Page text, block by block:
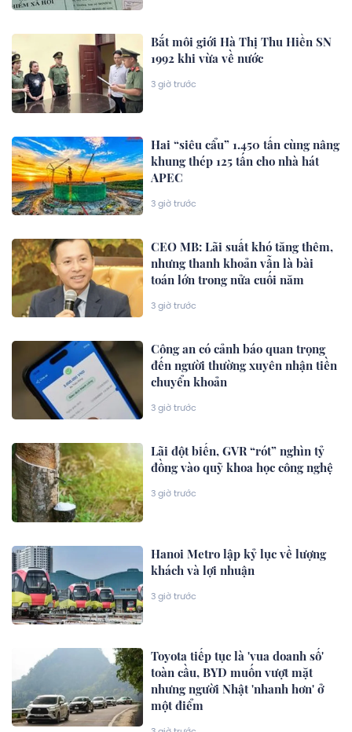
Bắt môi giới Hà Thị Thu Hiền SN
1992 khi vừa về nước
3 giờ trước
Hai “siêu cẩu” 1.450 tấn cùng nâng
khung thép 125 tấn cho nhà hát
APEC
3 giờ trước
CEO MB: Lãi suất khó tăng thêm,
nhưng thanh khoản vẫn là bài
toán lớn trong nửa cuối năm
3 giờ trước
Công an có cảnh báo quan trọng
đến người thường xuyên nhận tiền
chuyển khoản
3 giờ trước
Lãi đột biến, GVR “rót” nghìn tỷ
đồng vào quỹ khoa học công nghệ
3 giờ trước
Hanoi Metro lập kỷ lục về lượng
khách và lợi nhuận
3 giờ trước
Toyota tiếp tục là 'vua doanh số'
toàn cầu, BYD muốn vượt mặt
nhưng người Nhật 'nhanh hơn' ở
một điểm